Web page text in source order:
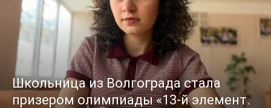
Школьница из Волгограда стала
призером олимпиады «13-й элемент.